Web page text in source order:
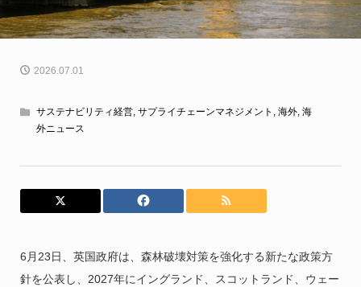
2026.07.01
サステナビリティ経営, サプライチェーンマネジメント , 海外, 海
外ニュース
6月23日、英国政府は、森林破壊対策を強化する新たな政策方
針を公表し、2027年にイングランド、スコットランド、ウェー